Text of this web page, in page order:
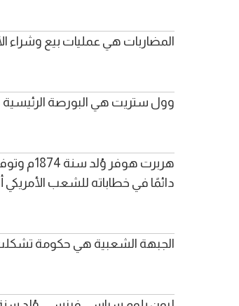
المضاربات هي عمليات بيع
وول ستريت هي البورصة الرئيسية
دائمًا في خطاباته للشعب الأمريكي
الجبهة الشعبية هي حكومة تشكلت في فرنسا في يونيو 1936م بقيادة ليون بلوم،